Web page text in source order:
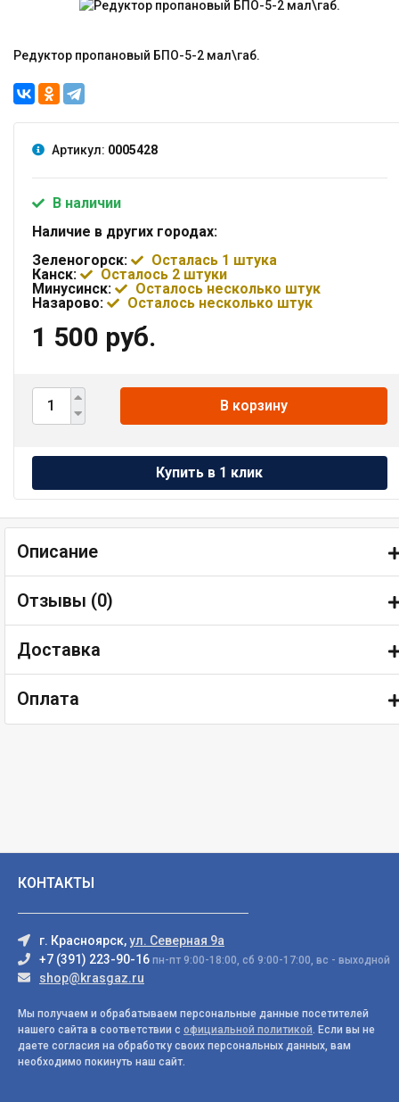
Редуктор пропановый БПО-5-2 мал\габ.
Артикул: 0005428
В наличии
Наличие в других городах:
Зеленогорск:
Осталась 1 штука
Канск:
Осталось 2 штуки
Минусинск:
Осталось несколько штук
Назарово:
Осталось несколько штук
1 500 руб.
В корзину
Описание
Отзывы (0)
Доставка
Оплата
КОНТАКТЫ
г. Красноярск,ул. Северная 9а
+7 (391) 223-90-16 пн-пт 9:00-18:00, сб 9:00-17:00, вс - выходной
shop@krasgaz.ru
Мы получаем и обрабатываем персональные данные посетителей
нашего сайта в соответствии с официальной политикой. Если вы не
даете согласия на обработку своих персональных данных, вам
необходимо покинуть наш сайт.